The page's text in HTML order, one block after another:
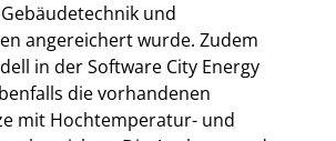
und
angereichert wurde. Zudem
in der Software City Energy
die vorhandenen
mit Hochtemperatur- und